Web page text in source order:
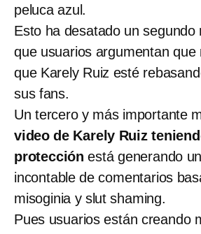
peluca azul.
Esto ha desatado un segundo
que usuarios argumentan que
que Karely Ruiz esté
sus fans.
Un tercero y más importante
video de Karely Ruiz
protección está generando
incontable de comentarios
misoginia y slut shaming.
Pues usuarios están creando